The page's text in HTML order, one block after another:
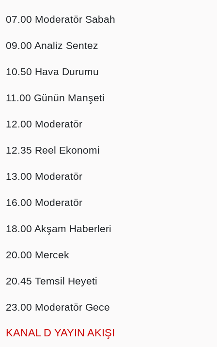
07.00 Moderatör Sabah
09.00 Analiz Sentez
10.50 Hava Durumu
11.00 Günün Manşeti
12.00 Moderatör
12.35 Reel Ekonomi
13.00 Moderatör
16.00 Moderatör
18.00 Akşam Haberleri
20.00 Mercek
20.45 Temsil Heyeti
23.00 Moderatör Gece
KANAL D YAYIN AKIŞI